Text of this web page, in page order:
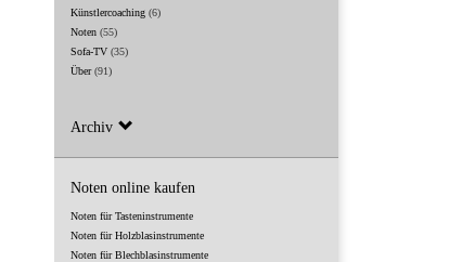
Künstlercoaching(6)
Noten(55)
Sofa-TV(35)
Über(91)
Archiv
Noten online kaufen
Noten für Tasteninstrumente
Noten für Holzblasinstrumente
Noten für Blechblasinstrumente